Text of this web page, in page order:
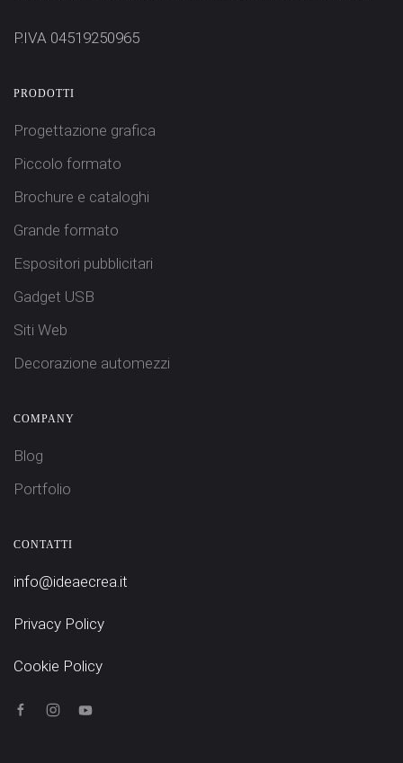
P.IVA 04519250965
PRODOTTI
Progettazione grafica
Piccolo formato
Brochure e cataloghi
Grande formato
Espositori pubblicitari
Gadget USB
Siti Web
Decorazione automezzi
COMPANY
Blog
Portfolio
CONTATTI
info@ideaecrea.it
Privacy Policy
Cookie Policy